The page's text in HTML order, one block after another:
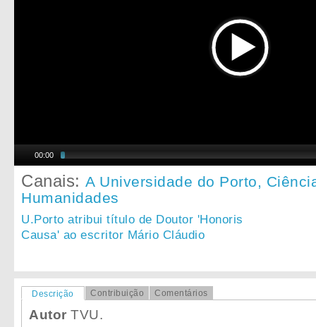
00:00
Canais: A Universidade do Porto,
Humanidades
U.Porto atribui título de Doutor 'Honoris
Causa' ao escritor Mário Cláudio
Descrição Contribuição Comentários
Autor TVU.